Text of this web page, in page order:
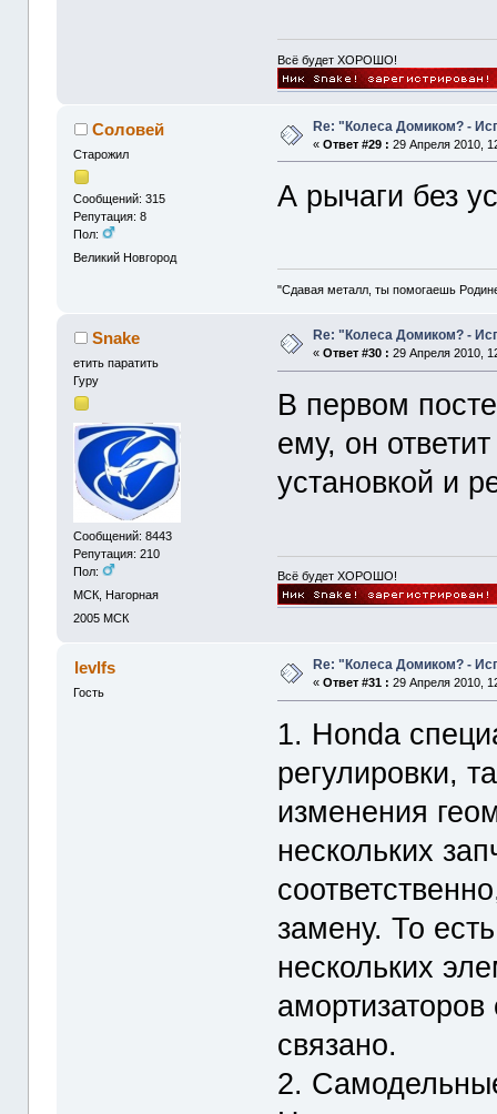
Всё будет ХОРОШО!
Соловей
Старожил
Сообщений: 315
Репутация: 8
Пол:
Великий Новгород
Re: "Колеса Домиком? -
«Ответ #29 : 29 Апреля 2010,
А рычаги без
"Сдавая металл, ты помогаешь
Snake
етить паратить
Гуру
Сообщений: 8443
Репутация: 210
Пол:
МСК, Нагорная
2005 МСК
Re: "Колеса Домиком? -
«Ответ #30 : 29 Апреля 2010,
В первом
ему, он
установкой и
Всё будет ХОРОШО!
levlfs
Гость
Re: "Колеса Домиком? -
«Ответ #31 : 29 Апреля 2010,
1. Honda
регулировки,
изменения
нескольких
замену. То
нескольких
связано.
2.